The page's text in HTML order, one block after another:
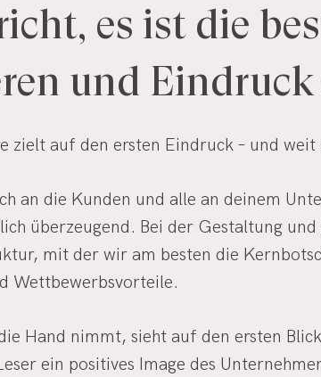
es ist die
und Eindruck
zielt auf den ersten Eindruck – und
an die Kunden und alle an deinem
überzeugend. Bei der Gestaltung
mit der wir am besten die
Wettbewerbsvorteile.
Hand nimmt, sieht auf den ersten
ein positives Image des